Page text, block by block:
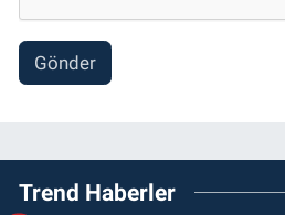
Gönder
Trend Haberler